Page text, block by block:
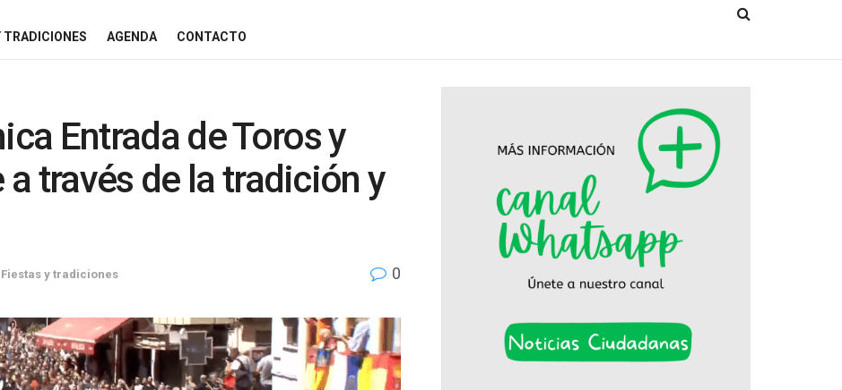
TRADICIONES AGENDA CONTACTO
Entrada de Toros y
través de la tradición y
Fiestas y tradiciones 0